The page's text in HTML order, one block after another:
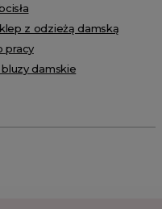
z odzieżą damską
pracy
damskie